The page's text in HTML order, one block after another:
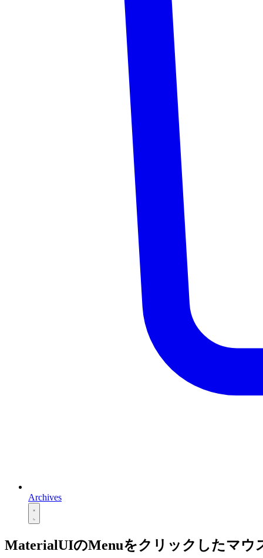
Archives
MaterialUIのMenuをクリックしたマウ